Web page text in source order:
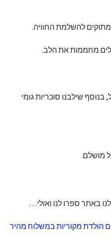
להשלמת החוויה.
מחממות את הלב.
בנוסף שילבנו סוכריות גומי
מושלם.
באתר ספרו לנו ואולי…
הולדת מקוריות במשלוח מהיר